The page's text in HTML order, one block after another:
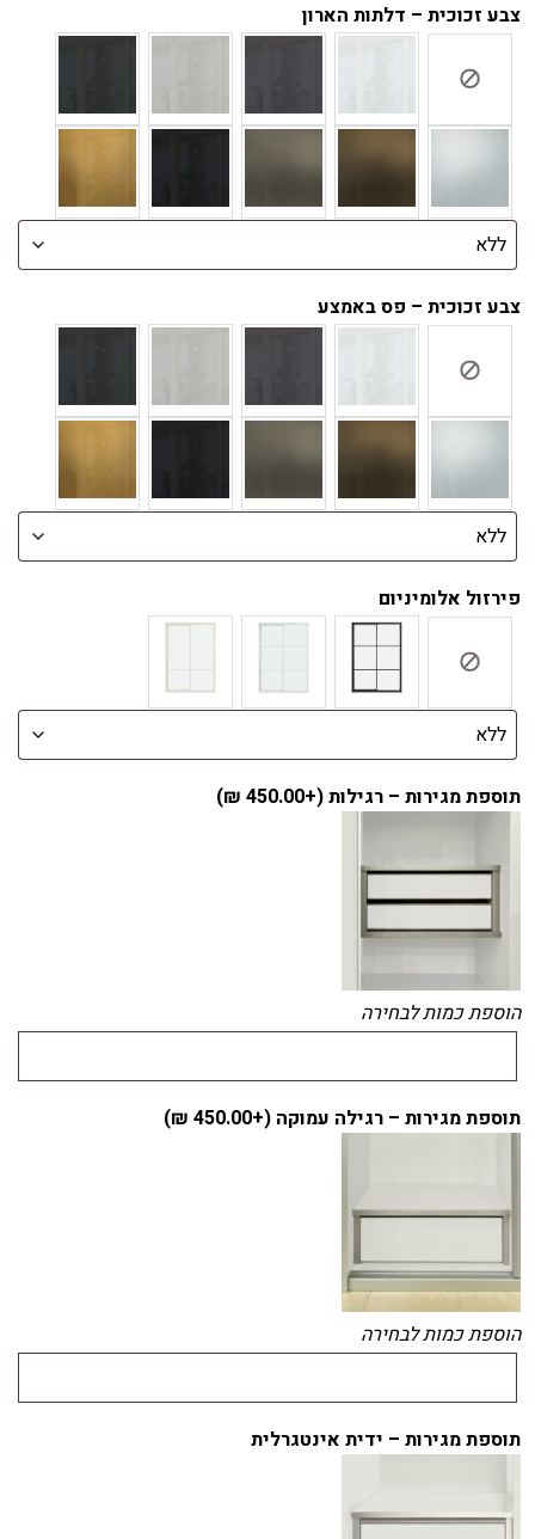
צבע זכוכית – דלתות הארון
צבע זכוכית – פס באמצע
פירזול אלומיניום
תוספת מגירות – רגילות (+450.00
₪
)
הוספת כמות לבחירה
תוספת מגירות – רגילה עמוקה (+450.00
₪
)
הוספת כמות לבחירה
תוספת מגירות – ידית אינטגרלית